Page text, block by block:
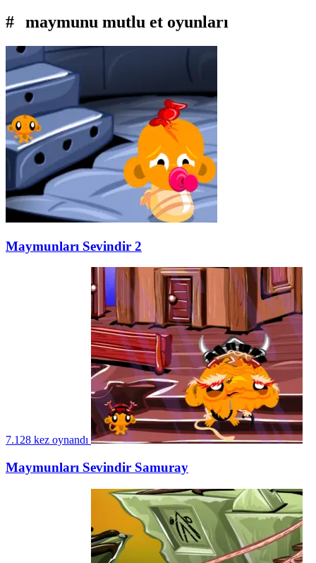
# maymunu mutlu et oyunları
Maymunları Sevindir 2
7.128 kez oynandı
Maymunları Sevindir Samuray